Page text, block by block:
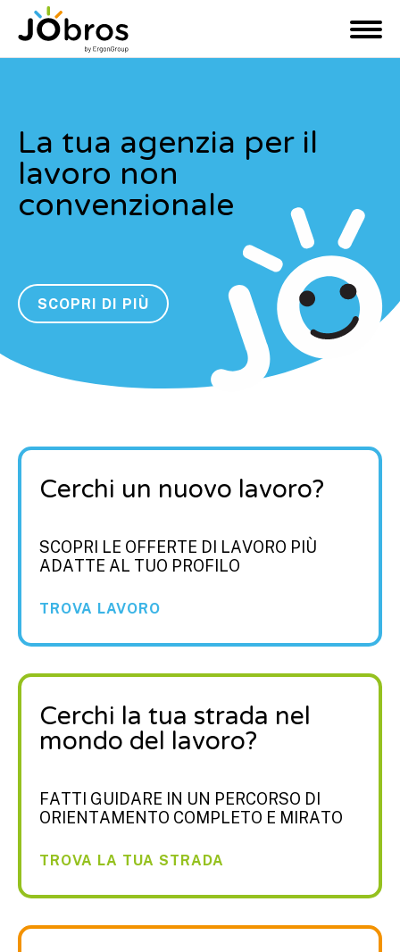
M
e
La tua agenzia per il
lavoro non
convenzionale
SCOPRI DI PIÙ
Cerchi un nuovo lavoro?
SCOPRI LE OFFERTE DI LAVORO PIÙ
ADATTE AL TUO PROFILO
TROVA LAVORO
Cerchi la tua strada nel
mondo del lavoro?
FATTI GUIDARE IN UN PERCORSO DI
ORIENTAMENTO COMPLETO E MIRATO
TROVA LA TUA STRADA